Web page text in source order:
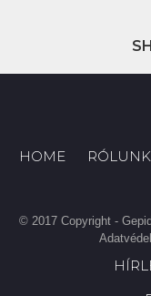
HOME RÓLUNK
© 2017 Copyright -